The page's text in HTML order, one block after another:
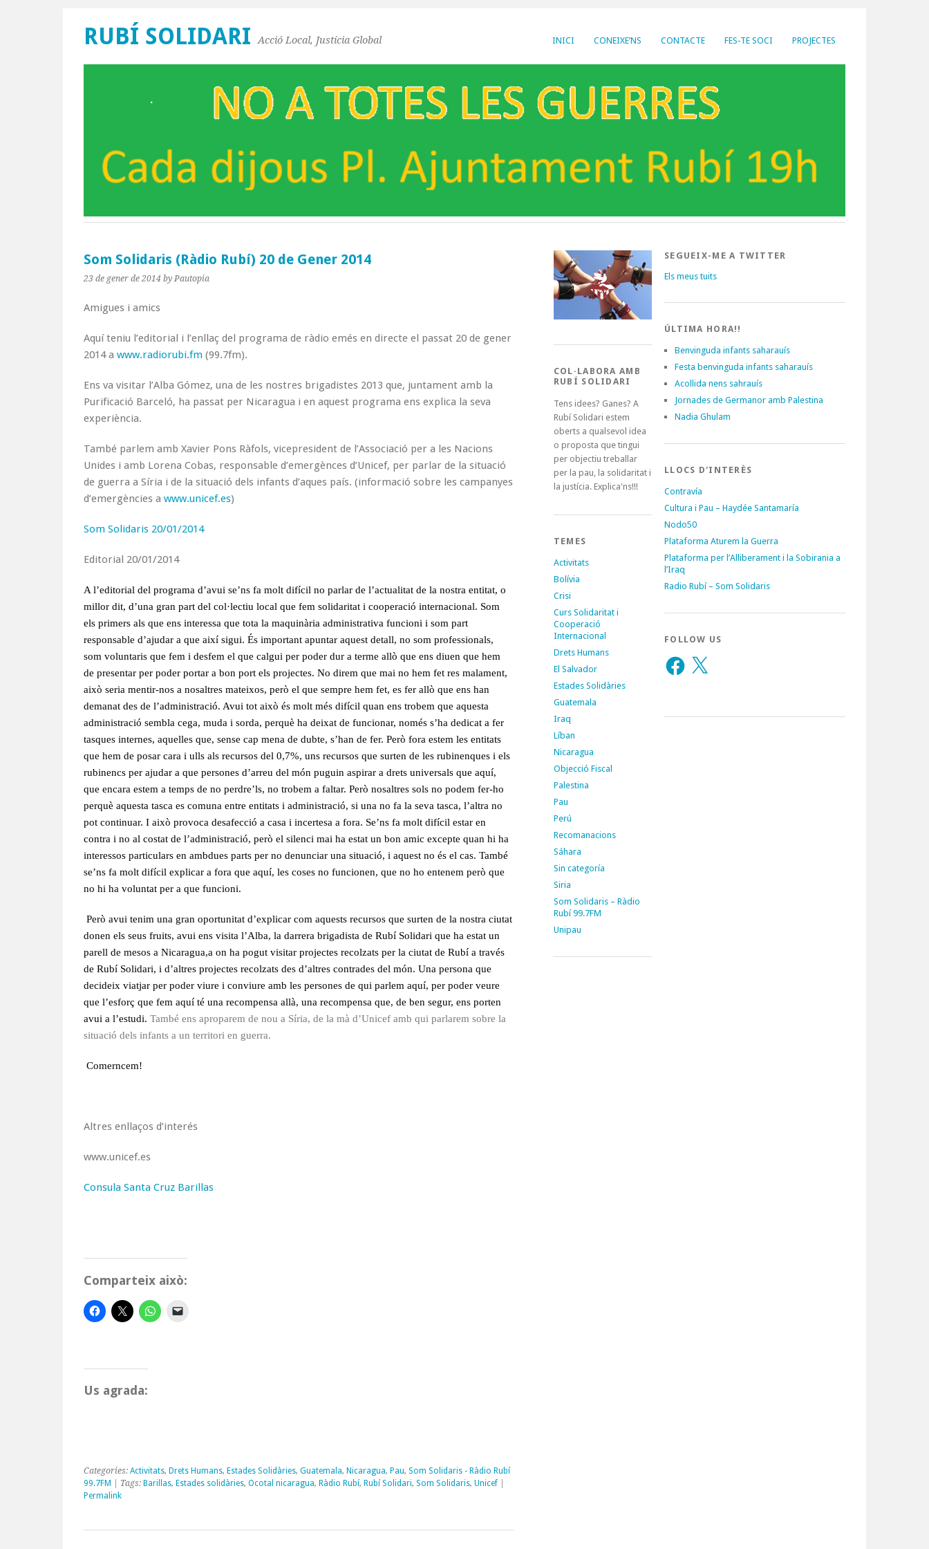
INICI CONEIXE’NS CONTACTE FES-TE SOCI PROJECTES
RUBÍ SOLIDARI Acció Local, Justícia Global
Som Solidaris (Ràdio Rubí) 20 de Gener 2014
23 de gener de 2014 by Pautopia
Amigues i amics
Aquí teniu l’editorial i l’enllaç del programa de ràdio emés en directe el passat 20 de gener
2014 a www.radiorubi.fm (99.7fm).
Ens va visitar l’Alba Gómez, una de les nostres brigadistes 2013 que, juntament amb la
Purificació Barceló, ha passat per Nicaragua i en aquest programa ens explica la seva
experiència.
També parlem amb Xavier Pons Ràfols, vicepresident de l’Associació per a les Nacions
Unides i amb Lorena Cobas, responsable d’emergènces d’Unicef, per parlar de la situació
de guerra a Síria i de la situació dels infants d’aques país. (informació sobre les campanyes
d’emergències a www.unicef.es)
Som Solidaris 20/01/2014
Editorial 20/01/2014
A l’editorial del programa d’avui se’ns fa molt difícil no parlar de l’actualitat de la nostra entitat, o
millor dit, d’una gran part del col·lectiu local que fem solidaritat i cooperació internacional. Som
els primers als que ens interessa que tota la maquinària administrativa funcioni i som part
responsable d’ajudar a que així sigui. És important apuntar aquest detall, no som professionals,
som voluntaris que fem i desfem el que calgui per poder dur a terme allò que ens diuen que hem
de presentar per poder portar a bon port els projectes. No direm que mai no hem fet res malament,
això seria mentir-nos a nosaltres mateixos, però el que sempre hem fet, es fer allò que ens han
demanat des de l’administració. Avui tot això és molt més difícil quan ens trobem que aquesta
administració sembla cega, muda i sorda, perquè ha deixat de funcionar, només s’ha dedicat a fer
tasques internes, aquelles que, sense cap mena de dubte, s’han de fer. Però fora estem les entitats
que hem de posar cara i ulls als recursos del 0,7%, uns recursos que surten de les rubinenques i els
rubinencs per ajudar a que persones d’arreu del món puguin aspirar a drets universals que aquí,
que encara estem a temps de no perdre’ls, no trobem a faltar. Però nosaltres sols no podem fer-ho
perquè aquesta tasca es comuna entre entitats i administració, si una no fa la seva tasca, l’altra no
pot continuar. I això provoca desafecció a casa i incertesa a fora. Se’ns fa molt difícil estar en
contra i no al costat de l’administració, però el silenci mai ha estat un bon amic excepte quan hi ha
interessos particulars en ambdues parts per no denunciar una situació, i aquest no és el cas. També
se’ns fa molt difícil explicar a fora que aquí, les coses no funcionen, que no ho entenem però que
no hi ha voluntat per a que funcioni.
Però avui tenim una gran oportunitat d’explicar com aquests recursos que surten de la nostra ciutat
donen els seus fruits, avui ens visita l’Alba, la darrera brigadista de Rubí Solidari que ha estat un
parell de mesos a Nicaragua,a on ha pogut visitar projectes recolzats per la ciutat de Rubí a través
de Rubí Solidari, i d’altres projectes recolzats des d’altres contrades del món. Una persona que
decideix viatjar per poder viure i conviure amb les persones de qui parlem aquí, per poder veure
que l’esforç que fem aquí té una recompensa allà, una recompensa que, de ben segur, ens porten
avui a l’estudi. També ens aproparem de nou a Síria, de la mà d’Unicef amb qui parlarem sobre la
situació dels infants a un territori en guerra.
Comerncem!
Altres enllaços d’interés
www.unicef.es
Consula Santa Cruz Barillas
Comparteix això:
Us agrada:
Categories: Activitats, Drets Humans, Estades Solidàries, Guatemala, Nicaragua, Pau, Som Solidaris - Ràdio Rubí
99.7FM
| Tags: Barillas, Estades solidàries, Ocotal nicaragua, Ràdio Rubí, Rubí Solidari, Som Solidaris, Unicef
Permalink
COL·LABORA AMB
RUBÍ SOLIDARI
Tens idees? Ganes? A
Rubí Solidari estem
oberts a qualsevol idea
o proposta que tingui
per objectiu treballar
per la pau, la solidaritat i
la justícia. Explica'ns!!!
TEMES
Activitats
Bolívia
Crisi
Curs Solidaritat i
Cooperació
Internacional
Drets Humans
El Salvador
Estades Solidàries
Guatemala
Iraq
Líban
Nicaragua
Objecció Fiscal
Palestina
Pau
Perú
Recomanacions
Sáhara
Sin categoría
Siria
Som Solidaris – Ràdio
Rubí 99.7FM
Unipau
SEGUEIX-ME A TWITTER
Els meus tuits
ÚLTIMA HORA!!
Benvinguda infants saharauís
Festa benvinguda infants saharauís
Acollida nens sahrauís
Jornades de Germanor amb Palestina
Nadia Ghulam
LLOCS D'INTERÈS
Contravía
Cultura i Pau – Haydée Santamaría
Nodo50
Plataforma Aturem la Guerra
Plataforma per l’Alliberament i la Sobirania a
l’Iraq
Radio Rubí – Som Solidaris
FOLLOW US
Facebook
X